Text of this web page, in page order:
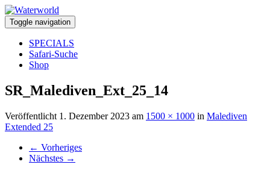
Toggle navigation
SPECIALS
Safari-Suche
Shop
SR_Malediven_Ext_25_14
Veröffentlicht 1. Dezember 2023 am 1500 × 1000 in Malediven
Extended 25
← Vorheriges
Nächstes →